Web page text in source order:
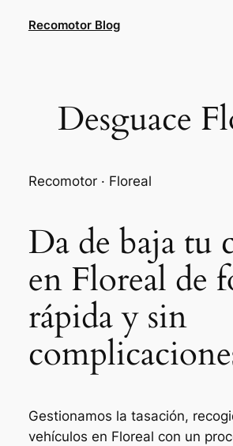
Recomotor Blog
Desguace
Recomotor · Floreal
Da de baja tu
en Floreal de
rápida y sin
Gestionamos la tasación,
vehículos en Floreal con un